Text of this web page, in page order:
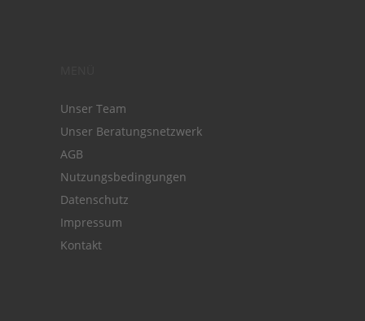
Unser Team
Unser Beratungsnetzwerk
AGB
Nutzungsbedingungen
Datenschutz
Impressum
Kontakt